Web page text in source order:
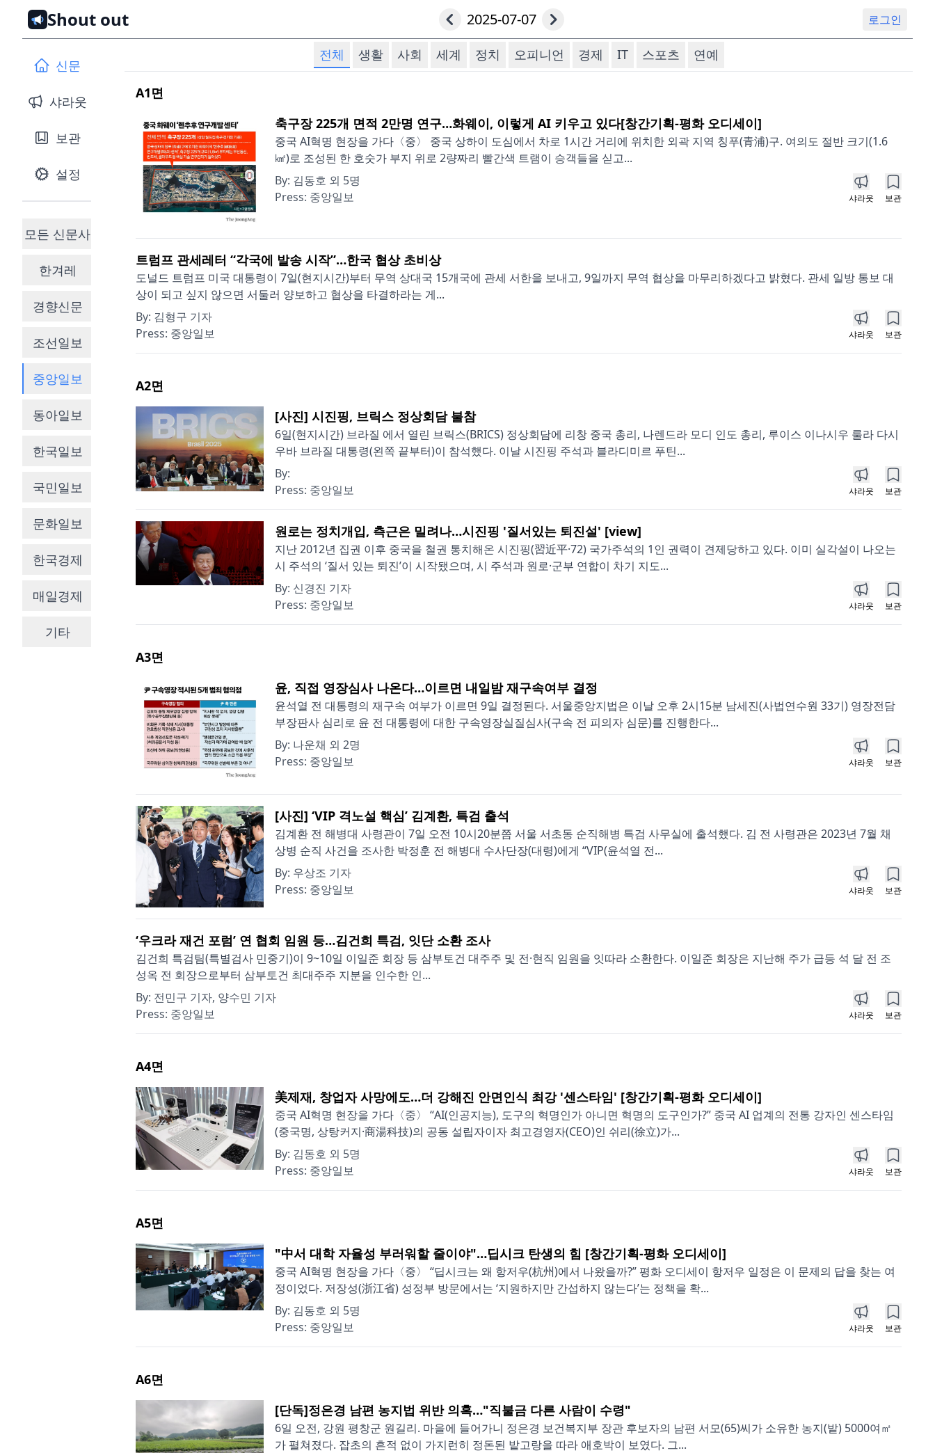
Shout out 2025-07-07 로그인
신문
샤라웃
보관
설정
모든 신문사
한겨레
경향신문
조선일보
중앙일보
동아일보
한국일보
국민일보
문화일보
한국경제
매일경제
기타
전체 생활 사회 세계 정치 오피니언 경제 IT 스포츠 연예
A1면
축구장 225개 면적 2만명 연구…화웨이, 이렇게 AI 키우고 있다[창간기획-평화 오디세이]
중국 AI혁명 현장을 가다〈중〉 중국 상하이 도심에서 차로 1시간 거리에 위치한 외곽 지역 칭푸(青浦)구. 여의도 절반 크기(1.6
㎢)로 조성된 한 호숫가 부지 위로 2량짜리 빨간색 트램이 승객들을 싣고...
By: 김동호 외 5명
Press: 중앙일보 샤라웃 보관
트럼프 관세레터 “각국에 발송 시작”…한국 협상 초비상
도널드 트럼프 미국 대통령이 7일(현지시간)부터 무역 상대국 15개국에 관세 서한을 보내고, 9일까지 무역 협상을 마무리하겠다고 밝혔다. 관세 일방 통보 대
상이 되고 싶지 않으면 서둘러 양보하고 협상을 타결하라는 게...
By: 김형구 기자
Press: 중앙일보 샤라웃 보관
A2면
[사진] 시진핑, 브릭스 정상회담 불참
6일(현지시간) 브라질 에서 열린 브릭스(BRICS) 정상회담에 리창 중국 총리, 나렌드라 모디 인도 총리, 루이스 이나시우 룰라 다시
우바 브라질 대통령(왼쪽 끝부터)이 참석했다. 이날 시진핑 주석과 블라디미르 푸틴...
By:
Press: 중앙일보 샤라웃 보관
원로는 정치개입, 측근은 밀려나…시진핑 '질서있는 퇴진설' [view]
지난 2012년 집권 이후 중국을 철권 통치해온 시진핑(習近平·72) 국가주석의 1인 권력이 견제당하고 있다. 이미 실각설이 나오는
시 주석의 ‘질서 있는 퇴진’이 시작됐으며, 시 주석과 원로·군부 연합이 차기 지도...
By: 신경진 기자
Press: 중앙일보 샤라웃 보관
A3면
윤, 직접 영장심사 나온다…이르면 내일밤 재구속여부 결정
윤석열 전 대통령의 재구속 여부가 이르면 9일 결정된다. 서울중앙지법은 이날 오후 2시15분 남세진(사법연수원 33기) 영장전담
부장판사 심리로 윤 전 대통령에 대한 구속영장실질심사(구속 전 피의자 심문)를 진행한다...
By: 나운채 외 2명
Press: 중앙일보 샤라웃 보관
[사진] ‘VIP 격노설 핵심’ 김계환, 특검 출석
김계환 전 해병대 사령관이 7일 오전 10시20분쯤 서울 서초동 순직해병 특검 사무실에 출석했다. 김 전 사령관은 2023년 7월 채
상병 순직 사건을 조사한 박정훈 전 해병대 수사단장(대령)에게 “VIP(윤석열 전...
By: 우상조 기자
Press: 중앙일보 샤라웃 보관
‘우크라 재건 포럼’ 연 협회 임원 등…김건희 특검, 잇단 소환 조사
김건희 특검팀(특별검사 민중기)이 9~10일 이일준 회장 등 삼부토건 대주주 및 전·현직 임원을 잇따라 소환한다. 이일준 회장은 지난해 주가 급등 석 달 전 조
성옥 전 회장으로부터 삼부토건 최대주주 지분을 인수한 인...
By: 전민구 기자, 양수민 기자
Press: 중앙일보 샤라웃 보관
A4면
美제재, 창업자 사망에도…더 강해진 안면인식 최강 '센스타임' [창간기획-평화 오디세이]
중국 AI혁명 현장을 가다〈중〉 “AI(인공지능), 도구의 혁명인가 아니면 혁명의 도구인가?” 중국 AI 업계의 전통 강자인 센스타임
(중국명, 상탕커지·商湯科技)의 공동 설립자이자 최고경영자(CEO)인 쉬리(徐立)가...
By: 김동호 외 5명
Press: 중앙일보 샤라웃 보관
A5면
"中서 대학 자율성 부러워할 줄이야"…딥시크 탄생의 힘 [창간기획-평화 오디세이]
중국 AI혁명 현장을 가다〈중〉 “딥시크는 왜 항저우(杭州)에서 나왔을까?” 평화 오디세이 항저우 일정은 이 문제의 답을 찾는 여
정이었다. 저장성(浙江省) 성정부 방문에서는 ‘지원하지만 간섭하지 않는다’는 정책을 확...
By: 김동호 외 5명
Press: 중앙일보 샤라웃 보관
A6면
[단독]정은경 남편 농지법 위반 의혹…"직불금 다른 사람이 수령"
6일 오전, 강원 평창군 원길리. 마을에 들어가니 정은경 보건복지부 장관 후보자의 남편 서모(65)씨가 소유한 농지(밭) 5000여㎡
가 펼쳐졌다. 잡초의 흔적 없이 가지런히 정돈된 밭고랑을 따라 애호박이 보였다. 그...